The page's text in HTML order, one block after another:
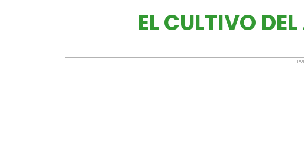
EL CULTIVO